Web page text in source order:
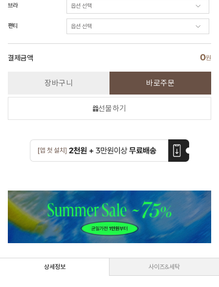
브라
팬티
결제금액 0원
장바구니 바로주문
선물하기
상세정보 사이즈&세탁